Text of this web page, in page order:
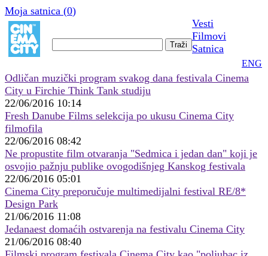
Moja satnica (0)
Vesti
Filmovi
Satnica
ENG
Odličan muzički program svakog dana festivala Cinema
City u Firchie Think Tank studiju
22/06/2016 10:14
Fresh Danube Films selekcija po ukusu Cinema City
filmofila
22/06/2016 08:42
Ne propustite film otvaranja "Sedmica i jedan dan" koji je
osvojio pažnju publike ovogodišnjeg Kanskog festivala
22/06/2016 05:01
Cinema City preporučuje multimedijalni festival RE/8*
Design Park
21/06/2016 11:08
Jedanaest domaćih ostvarenja na festivalu Cinema City
21/06/2016 08:40